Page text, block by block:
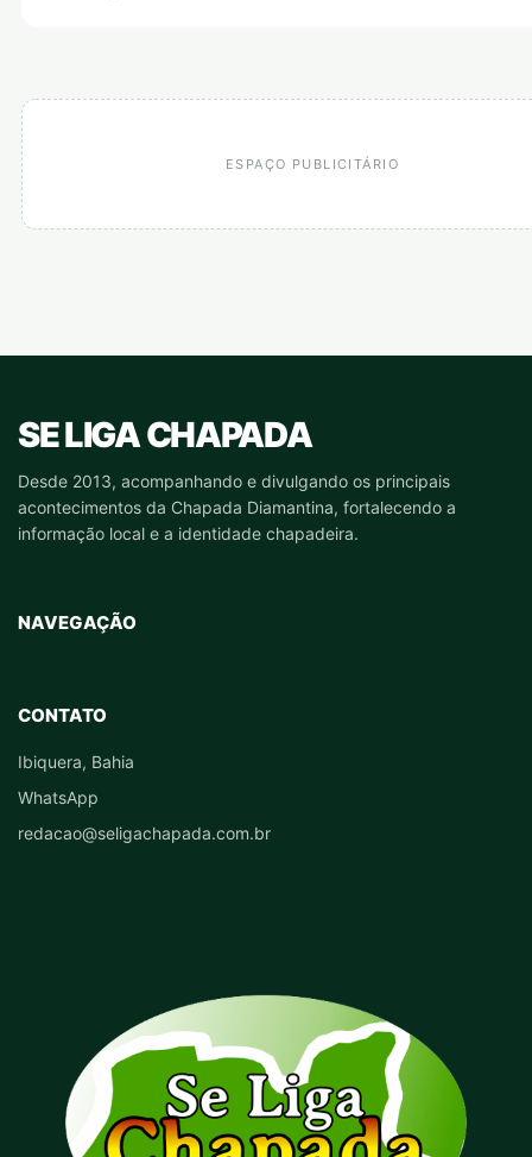
ESPAÇO PUBLICITÁRIO
SE LIGA CHAPADA
Desde 2013, acompanhando e divulgando os principais
acontecimentos da Chapada Diamantina, fortalecendo a
informação local e a identidade chapadeira.
NAVEGAÇÃO
CONTATO
Ibiquera, Bahia
WhatsApp
redacao@seligachapada.com.br